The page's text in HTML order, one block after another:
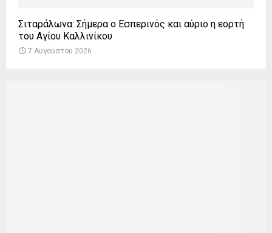
Σιταράλωνα: Σήμερα ο Εσπερινός και αύριο η εορτή
του Αγίου Καλλινίκου
7 Αυγούστου 2026